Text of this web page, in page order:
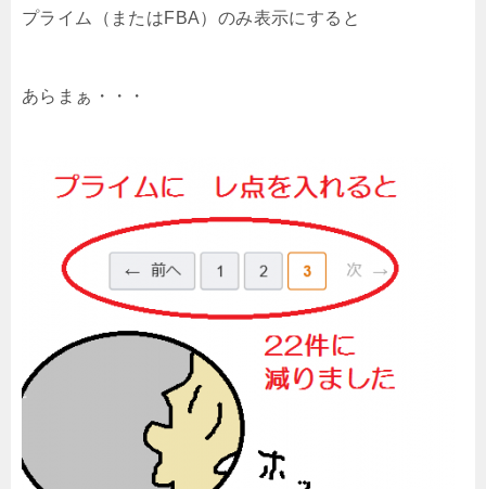
プライム（またはFBA）のみ表示にすると
あらまぁ・・・